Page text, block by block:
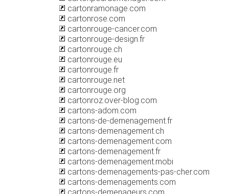
cartonramonage.com
cartonrose.com
cartonrouge-cancer.com
cartonrouge-design.fr
cartonrouge.ch
cartonrouge.eu
cartonrouge.fr
cartonrouge.net
cartonrouge.org
cartonroz.over-blog.com
cartons-adom.com
cartons-de-demenagement.fr
cartons-demenagement.ch
cartons-demenagement.com
cartons-demenagement.fr
cartons-demenagement.mobi
cartons-demenagements-pas-cher.com
cartons-demenagements.com